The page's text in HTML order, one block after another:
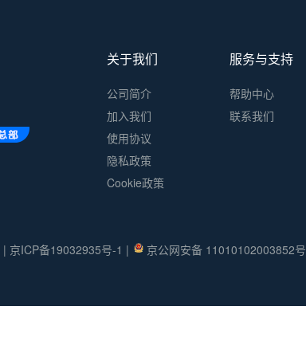
关于我们
公司简介
加入我们
使用协议
隐私政策
Cookie政策
服务与支持
帮助中心
联系我们
| 京ICP备19032935号-1 | 京公网安备 11010102003852号